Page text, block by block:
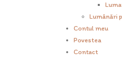
Lumânări
Contul meu
Povestea
Contact